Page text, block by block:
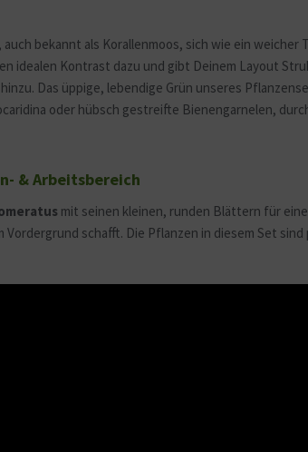
, auch bekannt als Korallenmoos, sich wie ein
idealen Kontrast dazu und gibt Deinem Layout
Das üppige, lebendige Grün unseres
oder hübsch gestreifte Bienengarnelen,
& Arbeitsbereich
mit seinen kleinen, runden Blättern für
schafft. Die Pflanzen in diesem Set